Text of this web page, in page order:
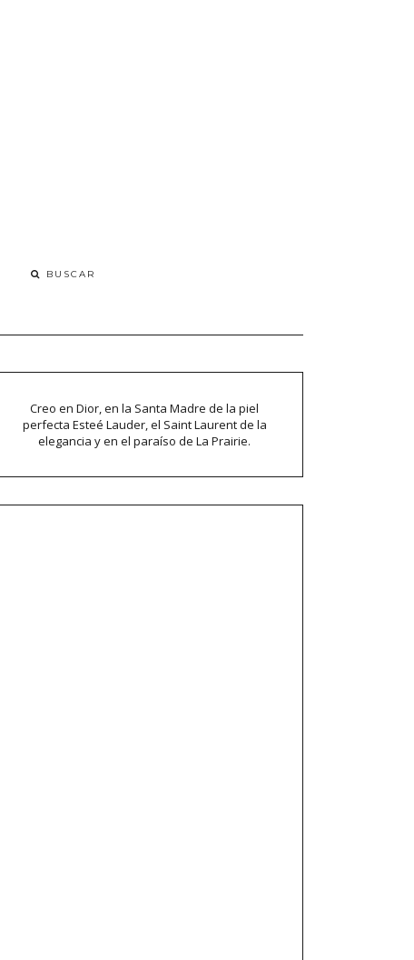
Creo en Dior, en la Santa Madre de la piel
perfecta Esteé Lauder, el Saint Laurent de la
elegancia y en el paraíso de La Prairie.